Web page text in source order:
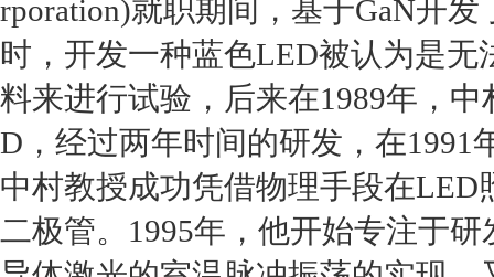
rporation)就职期间，基于GaN开发
时，开发一种蓝色LED被认为是无
料来进行试验，后来在1989年，中
D ，经过两年时间的研发，在1991
中村教授成功凭借物理手段在LED
二极管。 1995年，他开始专注于